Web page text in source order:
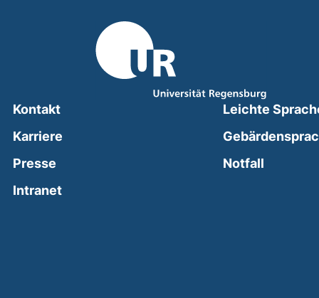
Kontakt
Karriere
Presse
Intranet(external link, opens in a new window)
Leichte
Notfall